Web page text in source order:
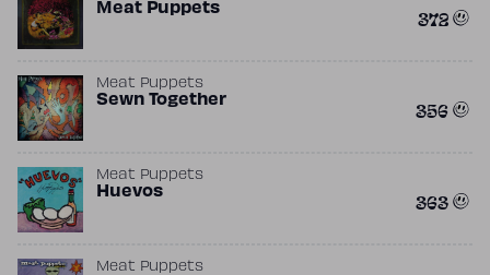
Meat Puppets 372
Meat Puppets
Sewn Together 356
Meat Puppets
Huevos 363
Meat Puppets